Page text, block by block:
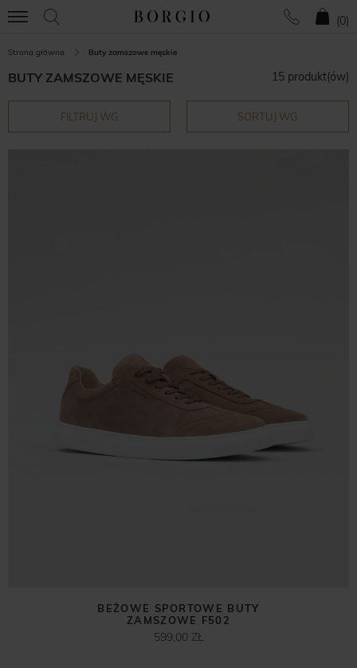
(0)
Strona główna Buty zamszowe męskie
BUTY ZAMSZOWE MĘSKIE
FILTRUJ WG SORTUJ WG
15 produkt(ów)
BEŻOWE SPORTOWE BUTY
ZAMSZOWE F502
599,00 ZŁ